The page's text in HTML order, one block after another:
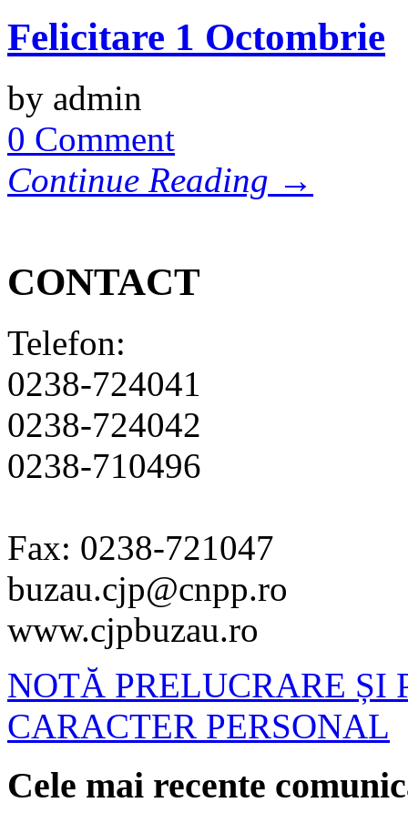
Felicitare 1 Octombrie
by admin
0 Comment
Continue Reading →
CONTACT
Telefon:
0238-724041
0238-724042
0238-710496
Fax: 0238-721047
buzau.cjp@cnpp.ro
www.cjpbuzau.ro
NOTĂ PRELUCRARE ȘI
CARACTER PERSONAL
Cele mai recente